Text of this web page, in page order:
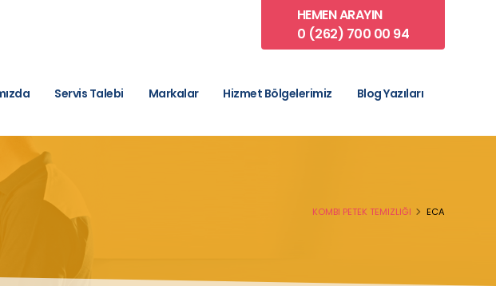
HEMEN ARAYIN
0 (262) 700 00 94
Servis Talebi Markalar Hizmet Bölgelerimiz Blog Yazıları
KOMBI PETEK TEMIZLIĞI ECA